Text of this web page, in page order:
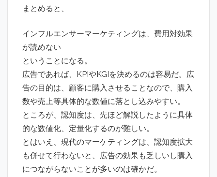
まとめると、
インフルエンサーマーケティングは、費用対効果
が読めない
ということになる。
広告であれば、KPIやKGIを決めるのは容易だ。広
告の目的は、顧客に購入させることなので、購入
数や売上等具体的な数値に落とし込みやすい。
ところが、認知度は、先ほど解説したように具体
的な数値化、定量化するのが難しい。
とはいえ、現代のマーケティングは、認知度拡大
も併せて行わないと、広告の効果も乏しいし購入
につながらないことが多いのは確かだ。